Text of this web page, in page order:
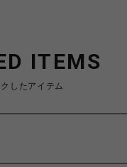
ITEMS
したアイテム